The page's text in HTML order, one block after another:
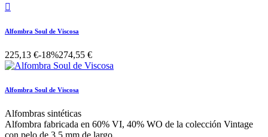

Alfombra Soul de Viscosa
225,13 €-18%274,55 €
Alfombra Soul de Viscosa
Alfombras sintéticas
Alfombra fabricada en 60% VI, 40% WO de la colección Vintage